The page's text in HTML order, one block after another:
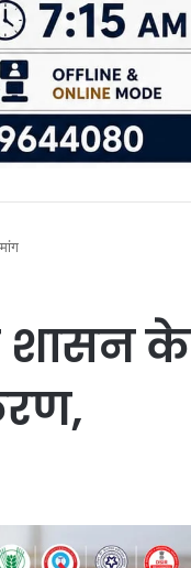
शासन के